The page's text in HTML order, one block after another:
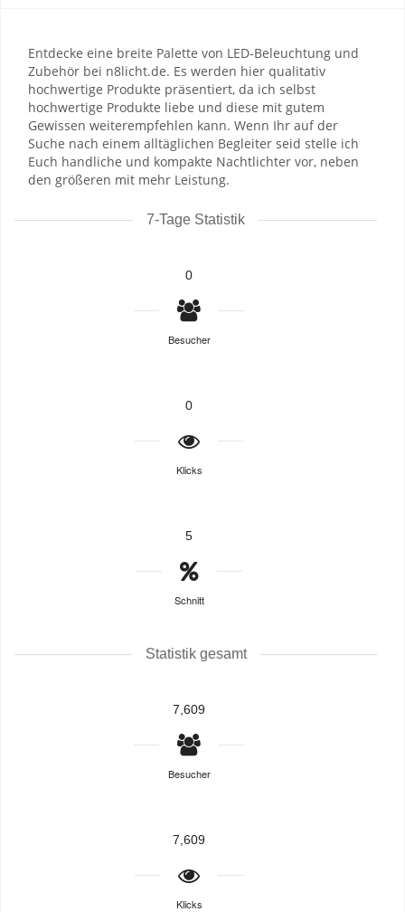
Entdecke eine breite Palette von LED-Beleuchtung und
Zubehör bei n8licht.de. Es werden hier qualitativ
hochwertige Produkte präsentiert, da ich selbst
hochwertige Produkte liebe und diese mit gutem
Gewissen weiterempfehlen kann. Wenn Ihr auf der
Suche nach einem alltäglichen Begleiter seid stelle ich
Euch handliche und kompakte Nachtlichter vor, neben
den größeren mit mehr Leistung.
7-Tage Statistik
0
Besucher
0
Klicks
5
Schnitt
Statistik gesamt
7,609
Besucher
7,609
Klicks